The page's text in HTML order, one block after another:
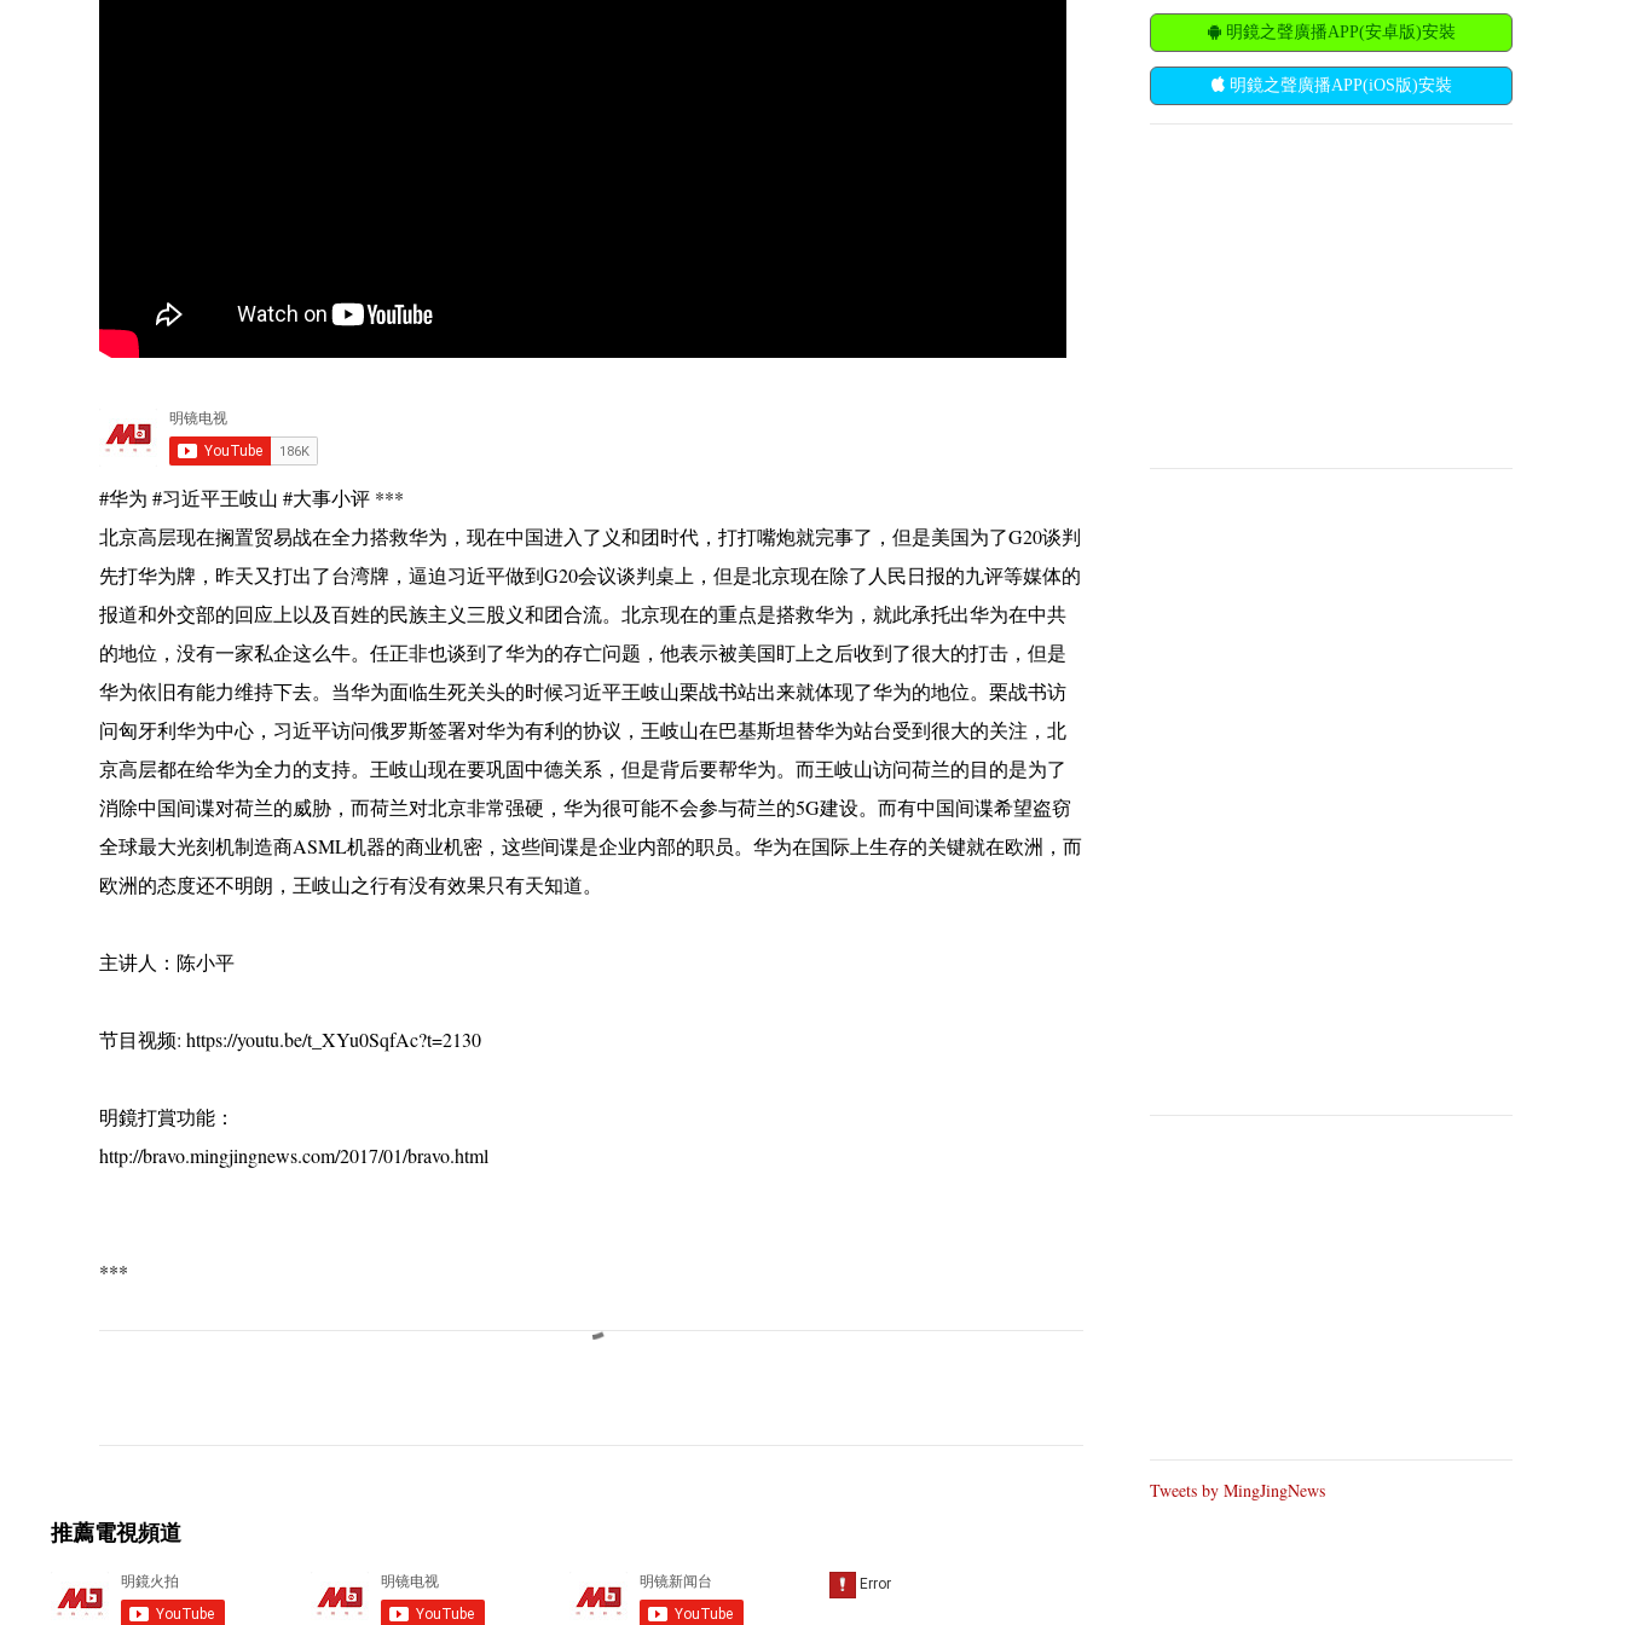
#华为 #习近平王岐山 #大事小评 ***
北京高层现在搁置贸易战在全力搭救华为，现在中国进入了义和团时代，打打嘴炮就完事了，但是美国为了G20谈判
先打华为牌，昨天又打出了台湾牌，逼迫习近平做到G20会议谈判桌上，但是北京现在除了人民日报的九评等媒体的
报道和外交部的回应上以及百姓的民族主义三股义和团合流。北京现在的重点是搭救华为，就此承托出华为在中共
的地位，没有一家私企这么牛。任正非也谈到了华为的存亡问题，他表示被美国盯上之后收到了很大的打击，但是
华为依旧有能力维持下去。当华为面临生死关头的时候习近平王岐山栗战书站出来就体现了华为的地位。栗战书访
问匈牙利华为中心，习近平访问俄罗斯签署对华为有利的协议，王岐山在巴基斯坦替华为站台受到很大的关注，北
京高层都在给华为全力的支持。王岐山现在要巩固中德关系，但是背后要帮华为。而王岐山访问荷兰的目的是为了
消除中国间谍对荷兰的威胁，而荷兰对北京非常强硬，华为很可能不会参与荷兰的5G建设。而有中国间谍希望盗窃
全球最大光刻机制造商ASML机器的商业机密，这些间谍是企业内部的职员。华为在国际上生存的关键就在欧洲，而
欧洲的态度还不明朗，王岐山之行有没有效果只有天知道。
主讲人：陈小平
节目视频: https://youtu.be/t_XYu0SqfAc?t=2130
明鏡打賞功能：
http://bravo.mingjingnews.com/2017/01/bravo.html
***
n
s
推薦電視頻道
明鏡之聲廣播APP(安卓版)安裝
明鏡之聲廣播APP(iOS版)安裝
Tweets by MingJingNews